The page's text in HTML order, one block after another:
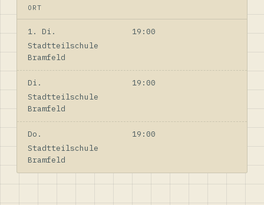
ORT
1. Di.
19:00
Stadtteilschule
Bramfeld
Di.
19:00
Stadtteilschule
Bramfeld
Do.
19:00
Stadtteilschule
Bramfeld